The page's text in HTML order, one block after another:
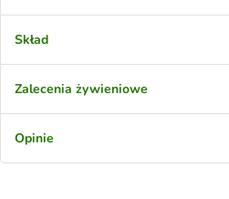
Skład
Zalecenia żywieniowe
Opinie